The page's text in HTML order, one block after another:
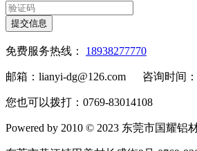
提交信息
免费服务热线： 18938277770
邮箱：lianyi-dg@126.com 咨询时间：
您也可以拨打：0769-83014108
Powered by 2010 © 2023 东莞市国耀铝